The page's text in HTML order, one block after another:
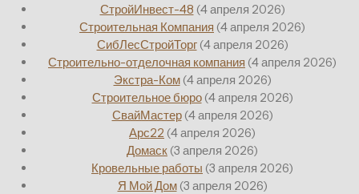
СтройИнвест-48 (4 апреля 2026)
Строительная Компания (4 апреля 2026)
СибЛесСтройТорг (4 апреля 2026)
Строительно-отделочная компания (4 апреля 2026)
Экстра-Ком (4 апреля 2026)
Строительное бюро (4 апреля 2026)
СвайМастер (4 апреля 2026)
Арс22 (4 апреля 2026)
Домаск (3 апреля 2026)
Кровельные работы (3 апреля 2026)
Я Мой Дом (3 апреля 2026)